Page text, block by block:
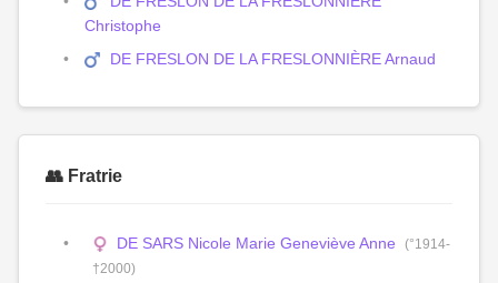
Christophe
DE FRESLON DE LA FRESLONNIÈRE Arnaud
👥 Fratrie
DE SARS Nicole Marie Geneviève Anne
(°1914-
†2000)